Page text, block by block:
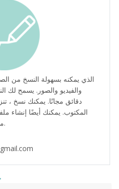
دقائق مجانًا. يمكنك نسخ ،
المكتوب. يمكنك أيضًا إنشاء
مقاطع الفيديو الخاصة بالمقابلة.